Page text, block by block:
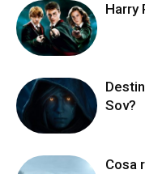
Harry
Sov?
Cosa